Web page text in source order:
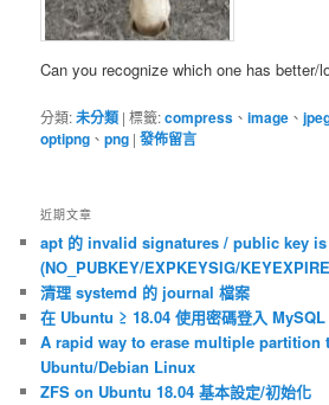
Can you recognize which one has better/
分類:未分類 |標籤:compress 、image 、
optipng 、png |發佈留言
近期文章
apt 的 invalid signatures / public key
(NO_PUBKEY/EXPKEYSIG/
清理 systemd 的 journal 檔案
在 Ubuntu ≥ 18.04 使用密碼登入
A rapid way to erase multiple partition
Ubuntu/Debian Linux
ZFS on Ubuntu 18.04 基本設定/初始化